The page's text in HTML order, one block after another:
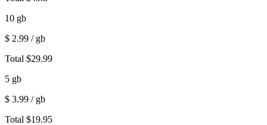
10 gb
$ 2.99 / gb
Total $29.99
5 gb
$ 3.99 / gb
Total $19.95